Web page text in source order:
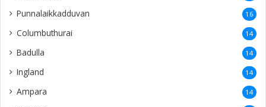
Punnalaikkadduvan 16
Columbuthurai 14
Badulla 14
Ingland 14
Ampara 14